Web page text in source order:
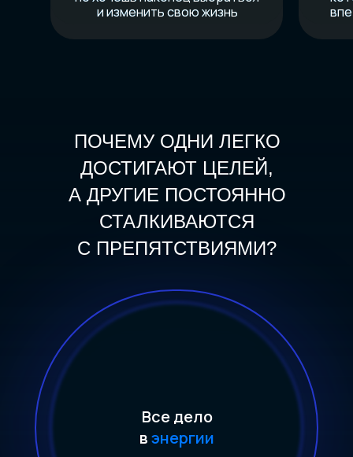
и изменить свою жизнь
ПОЧЕМУ ОДНИ ЛЕГКО
ДОСТИГАЮТ ЦЕЛЕЙ,
А ДРУГИЕ ПОСТОЯННО
СТАЛКИВАЮТСЯ
С ПРЕПЯТСТВИЯМИ?
Все дело
вэнергии